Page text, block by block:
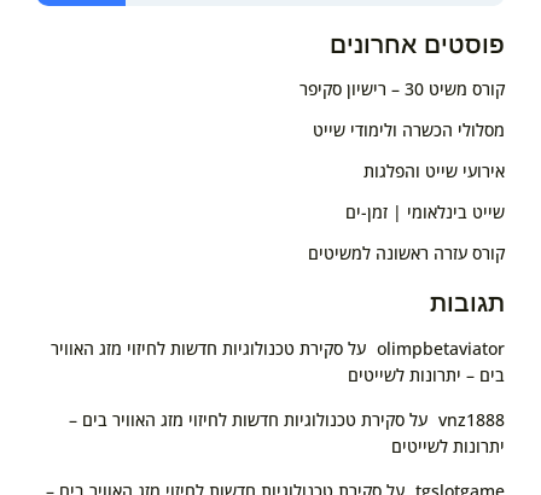
פוסטים אחרונים
קורס משיט 30 – רישיון סקיפר
מסלולי הכשרה ולימודי שייט
אירועי שייט והפלגות
שייט בינלאומי | זמן-ים
קורס עזרה ראשונה למשיטים
תגובות
olimpbetaviator על סקירת טכנולוגיות חדשות לחיזוי מזג האוויר
בים – יתרונות לשייטים
vnz1888 על סקירת טכנולוגיות חדשות לחיזוי מזג האוויר בים –
יתרונות לשייטים
tgslotgame על סקירת טכנולוגיות חדשות לחיזוי מזג האוויר בים –